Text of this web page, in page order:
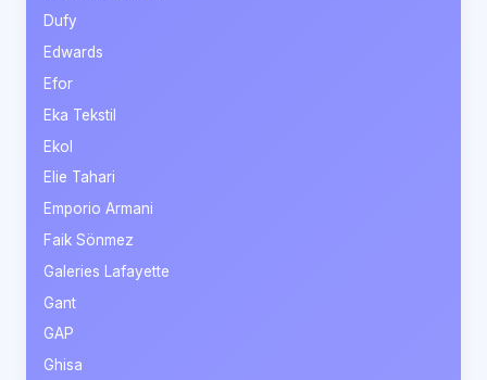
Dufy
Edwards
Efor
Eka Tekstil
Ekol
Elie Tahari
Emporio Armani
Faik Sönmez
Galeries Lafayette
Gant
GAP
Ghisa